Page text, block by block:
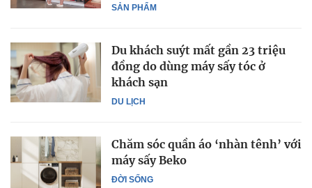
SẢN PHẨM
DU LỊCH
Du khách suýt mất gần 23 triệu
đồng do dùng máy sấy tóc ở
khách sạn
ĐỜI SỐNG
Chăm sóc quần áo ‘nhàn tênh’ với
máy sấy Beko